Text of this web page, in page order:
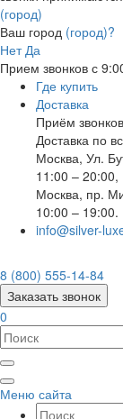
(город)
Ваш город (город)?
Нет Да
Прием звонков с
Где купить
Доставка
Приём
Доставка по
Москва, Ул.
11:00 –
Москва, пр.
10:00 –
info@silver-
8 (800) 555-14-84
Заказать звонок
0
Меню сайта